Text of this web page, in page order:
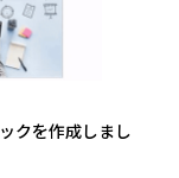
クを作成しまし